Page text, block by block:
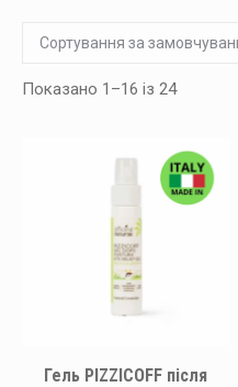
Показано 1–16 із 24
Гель PIZZICOFF після